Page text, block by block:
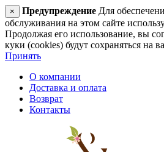
× Предупреждение Для
обслуживания на этом сайте
Продолжая его использование, вы
куки (cookies) будут сохраняться на
Принять
О компании
Доставка и оплата
Возврат
Контакты